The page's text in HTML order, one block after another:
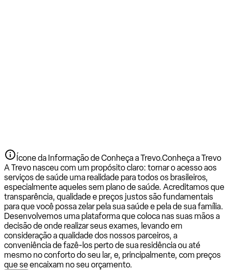
Ícone da Informação de Conheça a Trevo.Conheça a Trevo
A Trevo nasceu com um propósito claro: tornar o acesso aos
serviços de saúde uma realidade para todos os brasileiros,
especialmente aqueles sem plano de saúde. Acreditamos que
transparência, qualidade e preços justos são fundamentais
para que você possa zelar pela sua saúde e pela de sua família.
Desenvolvemos uma plataforma que coloca nas suas mãos a
decisão de onde realizar seus exames, levando em
consideração a qualidade dos nossos parceiros, a
conveniência de fazê-los perto de sua residência ou até
mesmo no conforto do seu lar, e, principalmente, com preços
que se encaixam no seu orçamento.